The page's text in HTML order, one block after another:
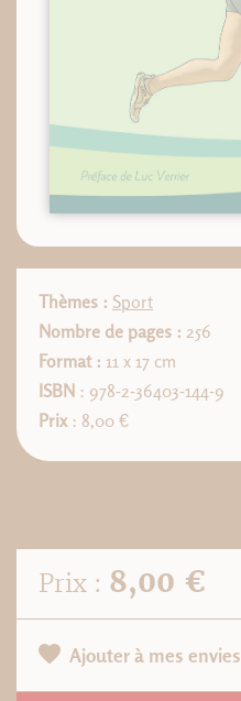
Thèmes : Sport
Nombre de pages : 256
Format : 11 x 17 cm
ISBN : 978-2-36403-144-9
Prix : 8,00 €
Prix : 8,00 €
Ajouter à mes envies